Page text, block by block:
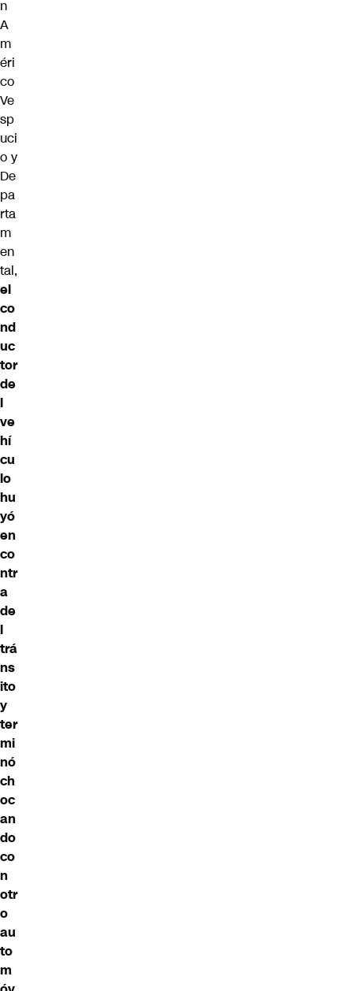
n
A
m
éri
co
Ve
sp
uci
o y
De
pa
rta
m
en
tal,
el
co
nd
uc
tor
de
l
ve
hí
cu
lo
hu
yó
en
co
ntr
a
de
l
trá
ns
ito
y
ter
mi
nó
ch
oc
an
do
co
n
otr
o
au
to
m